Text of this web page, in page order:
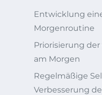
Entwicklung
Morgenroutine
Priorisierung
am Morgen
Regelmäßige
Verbesserung